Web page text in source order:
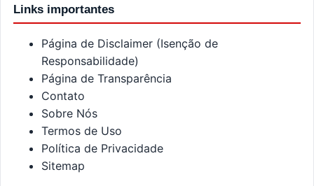
Links importantes
Página de Disclaimer (Isenção de
Responsabilidade)
Página de Transparência
Contato
Sobre Nós
Termos de Uso
Política de Privacidade
Sitemap